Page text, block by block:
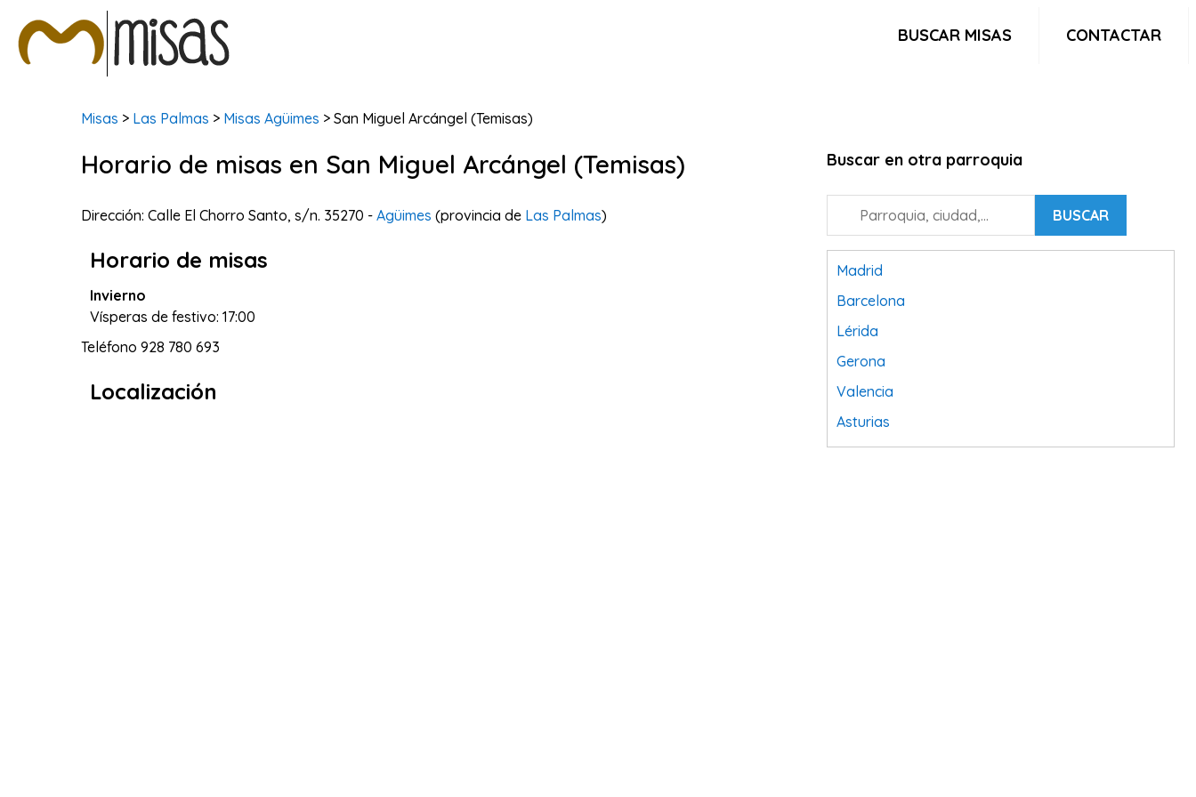
BUSCAR MISAS CONTACTAR
Misas > Las Palmas > Misas Agüimes > San Miguel Arcángel (Temisas)
Horario de misas en San Miguel Arcángel (Temisas)
Dirección: Calle El Chorro Santo, s/n. 35270 -Agüimes (provincia de Las Palmas)
Horario de misas
Invierno
Vísperas de festivo: 17:00
Teléfono928 780 693
Localización
Buscar en otra parroquia
BUSCAR
Madrid
Barcelona
Lérida
Gerona
Valencia
Asturias
Tarragona